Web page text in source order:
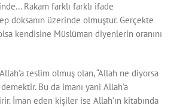
Rakam farklı farklı ifade
doksanın üzerinde olmuştur. Gerçekte
kendisine Müslüman diyenlerin oranını
teslim olmuş olan, “Allah ne diyorsa
Bu da imanı yani Allah’a
İman eden kişiler ise Allah’ın kitabında